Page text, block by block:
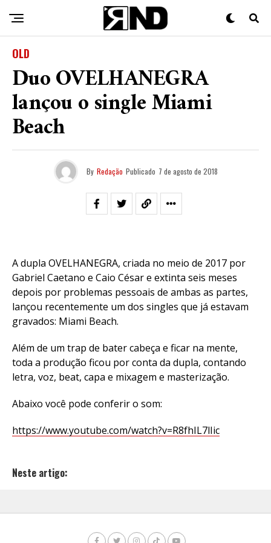
OLD
Duo OVELHANEGRA
lançou o single Miami
Beach
By Redação Publicado 7 de agosto de 2018
A dupla OVELHANEGRA, criada no meio de 2017 por
Gabriel Caetano e Caio César e extinta seis meses
depois por problemas pessoais de ambas as partes,
lançou recentemente um dos singles que já estavam
gravados: Miami Beach.
Além de um trap de bater cabeça e ficar na mente,
toda a produção ficou por conta da dupla, contando
letra, voz, beat, capa e mixagem e masterização.
Abaixo você pode conferir o som:
https://www.youtube.com/watch?v=R8fhIL7lIic
Neste artigo: